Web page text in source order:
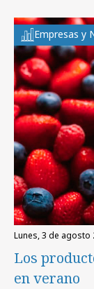
Empresas y
lunes, 3 de agosto
Los
en verano